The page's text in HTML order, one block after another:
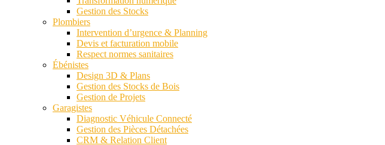
Gestion des Stocks
Plombiers
Intervention d’urgence & Planning
Devis et facturation mobile
Respect normes sanitaires
Ébénistes
Design 3D & Plans
Gestion des Stocks de Bois
Gestion de Projets
Garagistes
Diagnostic Véhicule Connecté
Gestion des Pièces Détachées
CRM & Relation Client